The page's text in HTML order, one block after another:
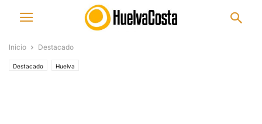
Inicio Destacado
Destacado Huelva